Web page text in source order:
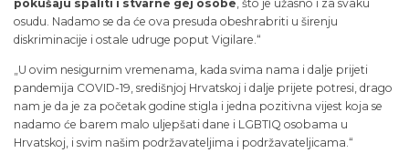
pokušaju spaliti i stvarne gej osobe, što je užasno i za svaku
osudu. Nadamo se da će ova presuda obeshrabriti u širenju
diskriminacije i ostale udruge poput Vigilare.“
„U ovim nesigurnim vremenama, kada svima nama i dalje prijeti
pandemija COVID-19, središnjoj Hrvatskoj i dalje prijete potresi, drago
nam je da je za početak godine stigla i jedna pozitivna vijest koja se
nadamo će barem malo uljepšati dane i LGBTIQ osobama u
Hrvatskoj, i svim našim podržavateljima i podržavateljicama.“